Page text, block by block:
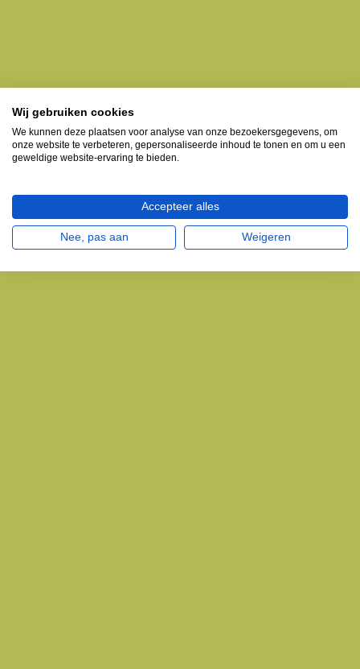
Wij gebruiken cookies
We kunnen deze plaatsen voor analyse van onze bezoekersgegevens, om
onze website te verbeteren, gepersonaliseerde inhoud te tonen en om u een
geweldige website-ervaring te bieden.
Accepteer alles
Nee, pas aan Weigeren